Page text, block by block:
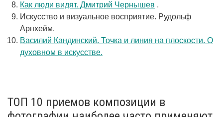
Как люди видят. Дмитрий Чернышев .
Искусство и визуальное восприятие. Рудольф
Арнхейм.
Василий Кандинский. Точка и линия на плоскости. О
духовном в искусстве.
ТОП 10 приемов композиции в